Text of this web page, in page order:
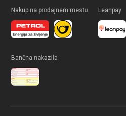
Nakup na prodajnem mestu Leanpay
Bančna nakazila